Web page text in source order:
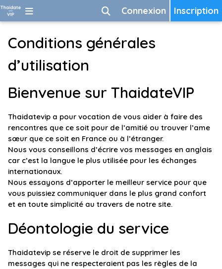
Inscription
Connexion
Conditions générales
d’utilisation
Bienvenue sur ThaidateVIP
Thaidatevip a pour vocation de vous aider à faire des
rencontres que ce soit pour de l’amitié ou trouver l’ame
sœur que ce soit en France ou à l’étranger.
Nous vous conseillons d’écrire vos messages en anglais
car c’est la langue le plus utilisée pour les échanges
internationaux.
Nous essayons d’apporter le meilleur service pour que
vous puissiez communiquer dans le plus grand confort
et en toute simplicité au travers de notre site.
Déontologie du service
Thaidatevip se réserve le droit de supprimer les
messages qui ne respecteraient pas les règles de la